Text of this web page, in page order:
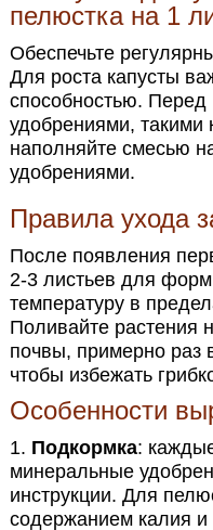
пелюстка на 1
Обеспечьте
Для роста капусты
способностью.
удобрениями, такими
наполняйте смесью
удобрениями.
Правила ухода
После появления
2-3 листьев для
температуру в
Поливайте растения
почвы, примерно раз
чтобы избежать
Особенности
Подкормка:
минеральные
инструкции. Для
содержанием калия